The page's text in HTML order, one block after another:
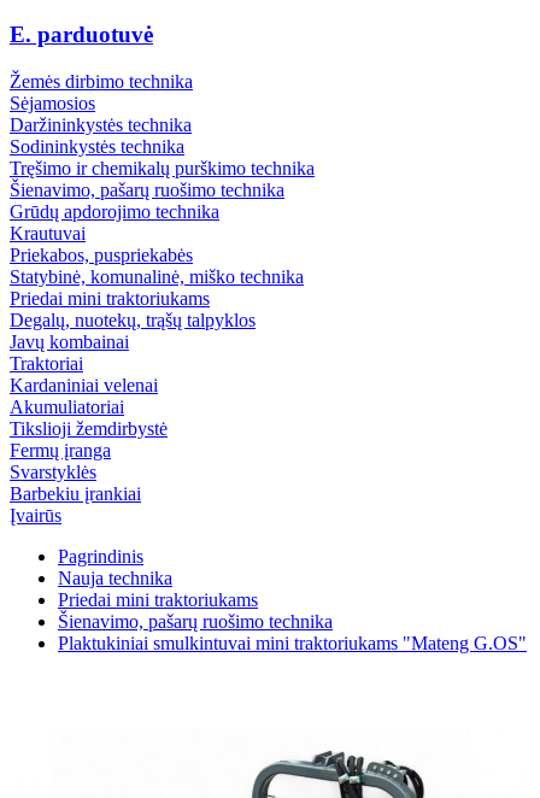
E. parduotuvė
Žemės dirbimo technika
Sėjamosios
Daržininkystės technika
Sodininkystės technika
Tręšimo ir chemikalų purškimo technika
Šienavimo, pašarų ruošimo technika
Grūdų apdorojimo technika
Krautuvai
Priekabos, puspriekabės
Statybinė, komunalinė, miško technika
Priedai mini traktoriukams
Degalų, nuotekų, trąšų talpyklos
Javų kombainai
Traktoriai
Kardaniniai velenai
Akumuliatoriai
Tikslioji žemdirbystė
Fermų įranga
Svarstyklės
Barbekiu įrankiai
Įvairūs
Pagrindinis
Nauja technika
Priedai mini traktoriukams
Šienavimo, pašarų ruošimo technika
Plaktukiniai smulkintuvai mini traktoriukams "Mateng G.OS"